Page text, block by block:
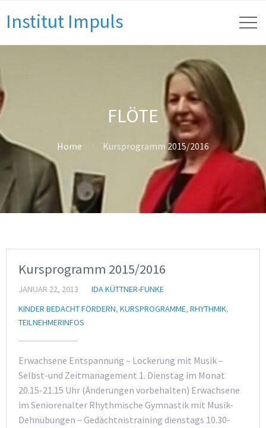
Institut Impuls
FLÖTE
Home Kursprogramm 2015/2016
Kursprogramm 2015/2016
JANUAR 22, 2013
IDA KÜTTNER-FUNKE
KINDER BEDACHT FÖRDERN, KURSPROGRAMME, RHYTHMIK,
TEILNEHMERINFOS
Erwachsene Entspannung – Lockerung mit Musik –
Selbst-und Zeitmanagement 1. Dienstag im Monat
20.15-21.15 Uhr (Änderungen vorbehalten) Erwachsene
im Seniorenalter Rhythmische Gymnastik mit Musik-
Dehnübungen – Gedächtnistraining dienstags 10.30-